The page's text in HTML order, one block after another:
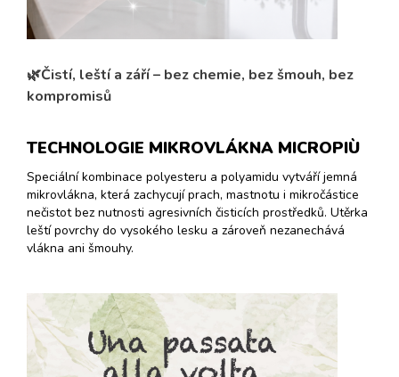
🌿Čistí, leští a září – bez chemie, bez šmouh, bez
kompromisů
TECHNOLOGIE MIKROVLÁKNA MICROPIÙ
Speciální kombinace polyesteru a polyamidu vytváří jemná
mikrovlákna, která zachycují prach, mastnotu i mikročástice
nečistot bez nutnosti agresivních čisticích prostředků. Utěrka
leští povrchy do vysokého lesku a zároveň nezanechává
vlákna ani šmouhy.